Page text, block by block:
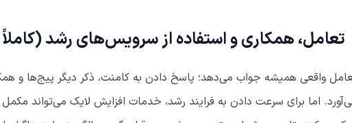
تعامل، همکاری و استفاده از سرویس‌های رشد (کاملاً
واقعی همیشه جواب می‌دهد؛ پاسخ دادن به کامنت، ذکر دیگر پیج‌ها و
اما برای سرعت دادن به فرایند رشد، خدمات افزایش لایک می‌تواند